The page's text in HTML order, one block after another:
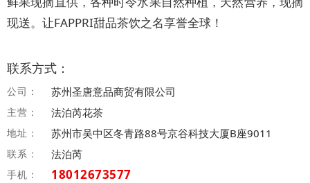
现送。让FAPPRI甜品茶饮之名享誉全球！
联系方式：
公司： 苏州圣唐意品商贸有限公司
主营： 法泊芮花茶
地址： 苏州市吴中区冬青路88号京谷科技大厦B座9011
联系： 法泊芮
手机： 18012673577